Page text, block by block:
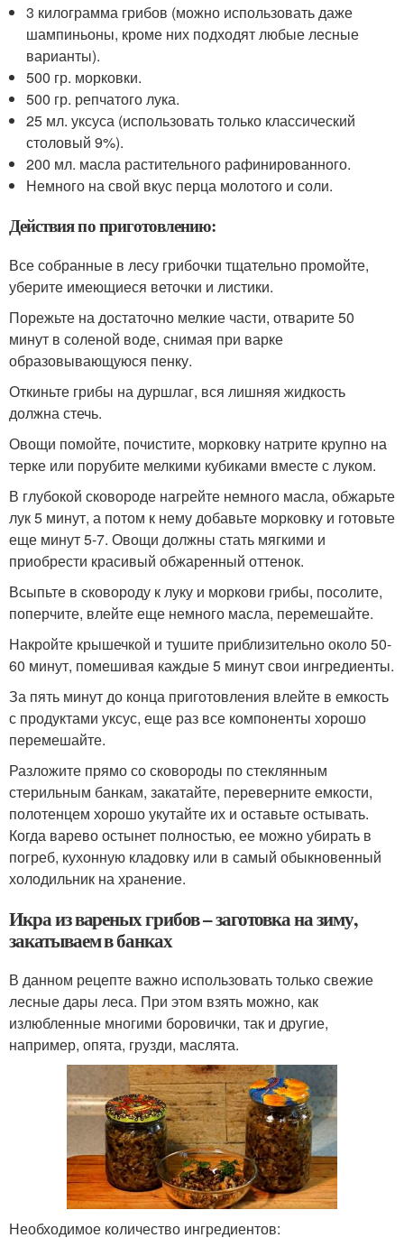
3 килограмма грибов (можно использовать даже
шампиньоны, кроме них подходят любые лесные
варианты).
500 гр. морковки.
500 гр. репчатого лука.
25 мл. уксуса (использовать только классический
столовый 9%).
200 мл. масла растительного рафинированного.
Немного на свой вкус перца молотого и соли.
Действия по приготовлению:
Все собранные в лесу грибочки тщательно промойте,
уберите имеющиеся веточки и листики.
Порежьте на достаточно мелкие части, отварите 50
минут в соленой воде, снимая при варке
образовывающуюся пенку.
Откиньте грибы на дуршлаг, вся лишняя жидкость
должна стечь.
Овощи помойте, почистите, морковку натрите крупно на
терке или порубите мелкими кубиками вместе с луком.
В глубокой сковороде нагрейте немного масла, обжарьте
лук 5 минут, а потом к нему добавьте морковку и готовьте
еще минут 5-7. Овощи должны стать мягкими и
приобрести красивый обжаренный оттенок.
Всыпьте в сковороду к луку и моркови грибы, посолите,
поперчите, влейте еще немного масла, перемешайте.
Накройте крышечкой и тушите приблизительно около 50-
60 минут, помешивая каждые 5 минут свои ингредиенты.
За пять минут до конца приготовления влейте в емкость
с продуктами уксус, еще раз все компоненты хорошо
перемешайте.
Разложите прямо со сковороды по стеклянным
стерильным банкам, закатайте, переверните емкости,
полотенцем хорошо укутайте их и оставьте остывать.
Когда варево остынет полностью, ее можно убирать в
погреб, кухонную кладовку или в самый обыкновенный
холодильник на хранение.
Икра из вареных грибов – заготовка на зиму,
закатываем в банках
В данном рецепте важно использовать только свежие
лесные дары леса. При этом взять можно, как
излюбленные многими боровички, так и другие,
например, опята, грузди, маслята.
Необходимое количество ингредиентов: